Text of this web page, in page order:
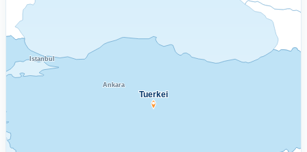
Istanbul
Ankara
Tuerkei